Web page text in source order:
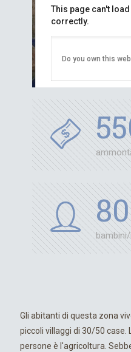
For development
For development
This page can't
correctly.
Do you own this
80
Gli abitanti di questa zona
piccoli villaggi di 30/50 case.
persone è l'agricoltura.